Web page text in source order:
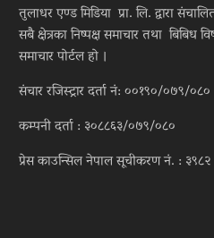
तुलाधर एण्ड मिडिया प्रा. लि. द्वारा
सबै क्षेत्रका निष्पक्ष समाचार तथा
समाचार पोर्टल हो ।
संचार रजिस्ट्रार दर्ता नं: ००१९०/०७९/०८०
कम्पनी दर्ता : ३०८८६३/०७९/०८०
प्रेस काउन्सिल नेपाल सूचीकरण नं. : ३९८२